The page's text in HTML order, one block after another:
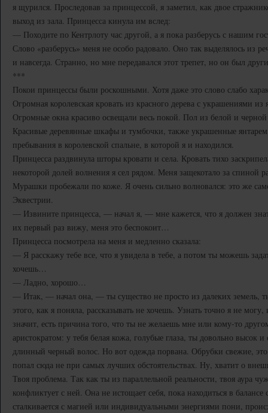
я щурился. Проследовав за принцессой, я заметил, как двое
выход из зала. Принцесса кинула им вслед:
— Походите по Кентрлоту час другой, а я пока разберусь с нашим
Слово «разберусь» меня не особо радовало. Оно так выделялось из
и навсегда. Странно, но мне передавался этот трепет, но он был
***
Покои принцессы были роскошными. Хотя даже это слово слабо
Огромная королевская кровать из красного дерева с украшениями
Огромные окна красиво освещали весь покой. Пол из белой и
Красивые деревянные шкафы и тумбочки, также украшенные
пребывания в королевской спальне, в которой я и находился.
Принцесса раздвинула шторы кровати и села. Кровать тихо
некоторой долей волнения я сел рядом. Меня защекотало за спиной
Мурашки пробежали по коже. Я очень сильно волновался: это же
Эквестрии.
— Извините принцесса, — начал я, — мне кажется, что я должен
их первый раз вижу, меня это беспокоит…
Принцесса посмотрела на меня и медленно сказала:
— Я расскажу тебе все, что я увидела в тебе, а потом ты можешь
хочешь…
— Ладно, хорошо…
— Итак, — начал она, — ты существо не просто из далеких земель,
этого, как я поняла, рассказывать не хочешь. Узнать точно я не
значит, есть причина того, что ты не желаешь мне или кому-то
аристократом: у тебя белая кожа, голубые глаза, ты довольно высок
длинный черный волос. Но вот одежда порвана. Обрубки свежие,
попал сюда не при самых лучших обстоятельствах. Ну, хватит о
Твоя проблема. Так как ты из параллельной реальности, твоя аура
конфликтует с ней. Она не истощает себя, пока находиться в
сталкивается с магией или индивидуальными энергиями пони,